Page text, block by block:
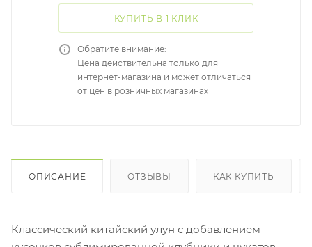
КУПИТЬ В 1 КЛИК
Обратите внимание:
Цена действительна только для
интернет-магазина и может отличаться
от цен в розничных магазинах
ОПИСАНИЕ ОТЗЫВЫ КАК КУПИТЬ
Классический китайский улун с добавлением